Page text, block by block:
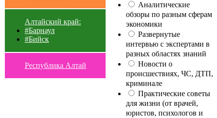
Алтайский край:
#Барнаул
#Бийск
Республика Алтай
Аналитические
обзоры по разным сферам
экономики
Развернутые
интервью с экспертами в
разных областях знаний
Новости о
происшествиях, ЧС, ДТП,
криминале
Практические советы
для жизни (от врачей,
юристов, психологов и